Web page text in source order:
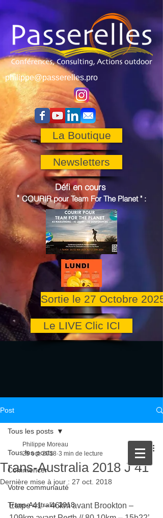
philippe@passerelles.pro
La Boutique
Newsletters
Défi en cours
"COURIR pourTeam For The Planet" :
Sortie le 27 Octobre 2025
Le LIVE Clic ICI
Post
Tous les posts
Commencer
Votre communauté
Trans-Australia 2018
Tous les posts
Trans-Australia 2018 J 41
Philippe Moreau
25 oct. 2018 3 min de lecture
Dernière mise à jour : 27 oct. 2018
Etape 41 – 46km avant Brookton –